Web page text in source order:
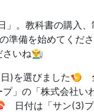
。教科書の購入
準備を始めてくだ
いね👨‍🌾
)を選びました🍤
」の「株式会社い
日付は「サン(3)